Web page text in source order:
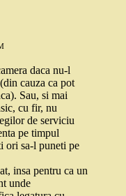
daca nu-l
cauza ca pot
Sau, si mai
cu fir, nu
de serviciu
pe timpul
ori sa-l puneti pe
insa pentru ca un
unde